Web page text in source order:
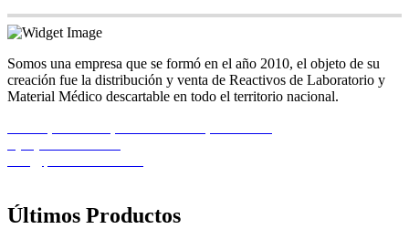
Somos una empresa que se formó en el año 2010, el objeto de su
creación fue la distribución y venta de Reactivos de Laboratorio y
Material Médico descartable en todo el territorio nacional.
Últimos Productos